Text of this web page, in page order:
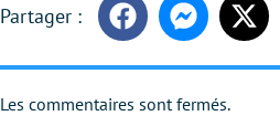
FacebookMessenger
Les commentaires sont fermés.